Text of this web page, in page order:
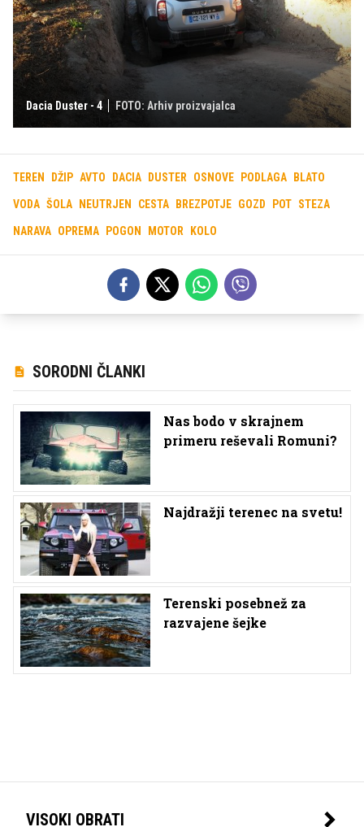
Dacia Duster - 4 FOTO: Arhiv proizvajalca
TEREN DŽIP AVTO DACIA DUSTER OSNOVE PODLAGA BLATO
VODA ŠOLA NEUTRJEN CESTA BREZPOTJE GOZD POT STEZA
NARAVA OPREMA POGON MOTOR KOLO
SORODNI ČLANKI
Nas bodo v skrajnem
primeru reševali Romuni?
Najdražji terenec na svetu!
Terenski posebnež za
razvajene šejke
VISOKI OBRATI